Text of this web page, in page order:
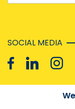
SOCIAL MEDIA